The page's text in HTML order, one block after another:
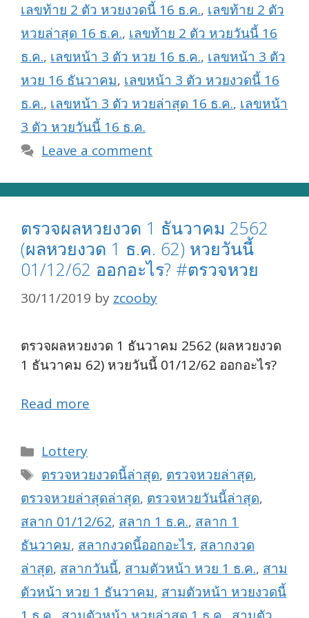
เลขท้าย 2 ตัว หวยงวดนี้ 16 ธ.ค., เลขท้าย 2 ตัว
หวยล่าสุด 16 ธ.ค., เลขท้าย 2 ตัว หวยวันนี้ 16
ธ.ค., เลขหน้า 3 ตัว หวย 16 ธ.ค., เลขหน้า 3 ตัว
หวย 16 ธันวาคม, เลขหน้า 3 ตัว หวยงวดนี้ 16
ธ.ค., เลขหน้า 3 ตัว หวยล่าสุด 16 ธ.ค., เลขหน้า
3 ตัว หวยวันนี้ 16 ธ.ค.
Leave a comment
ตรวจผลหวยงวด 1 ธันวาคม 2562
(ผลหวยงวด 1 ธ.ค. 62) หวยวันนี้
01/12/62 ออกอะไร? #ตรวจหวย
30/11/2019 by zcooby
ตรวจผลหวยงวด 1 ธันวาคม 2562 (ผลหวยงวด
1 ธันวาคม 62) หวยวันนี้ 01/12/62 ออกอะไร?
Read more
Categories
Lottery
Tags
ตรวจหวยงวดนี้ล่าสุด, ตรวจหวยล่าสุด,
ตรวจหวยล่าสุดล่าสุด, ตรวจหวยวันนี้ล่าสุด,
สลาก 01/12/62, สลาก 1 ธ.ค., สลาก 1
ธันวาคม, สลากงวดนี้ออกอะไร, สลากงวด
ล่าสุด, สลากวันนี้, สามตัวหน้า หวย 1 ธ.ค., สาม
ตัวหน้า หวย 1 ธันวาคม, สามตัวหน้า หวยงวดนี้